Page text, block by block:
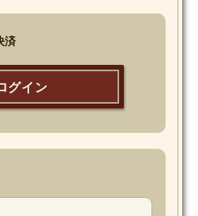
済
グイン